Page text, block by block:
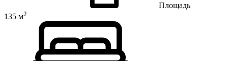
Площадь
135 м2